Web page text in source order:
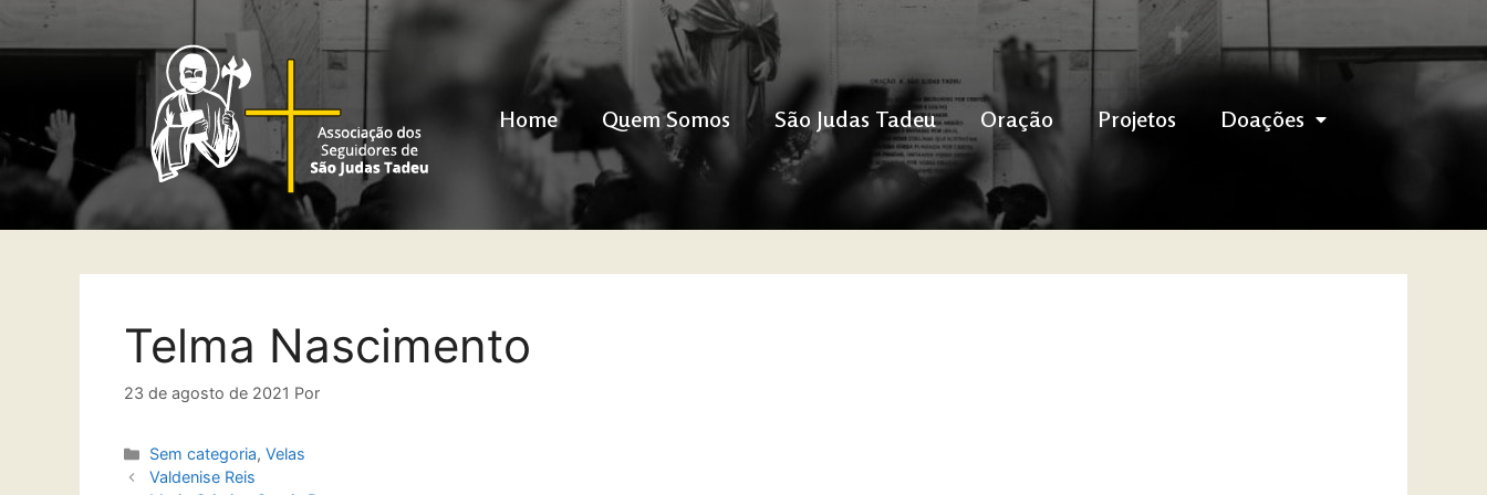
Home Quem Somos São Judas Tadeu Oração Projetos Doações
Telma Nascimento
23 de agosto de 2021 Por
Sem categoria,Velas
Valdenise Reis